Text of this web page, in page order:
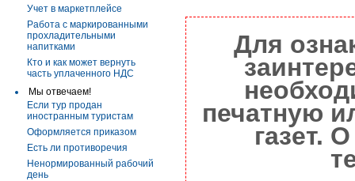
Учет в маркетплейсе
Работа с маркированными
прохладительными
напитками
Кто и как может вернуть
часть уплаченного НДС
Мы отвечаем!
Если тур продан
иностранным туристам
Оформляется приказом
Есть ли противоречия
Ненормированный рабочий
день
Для
печатную
газет.